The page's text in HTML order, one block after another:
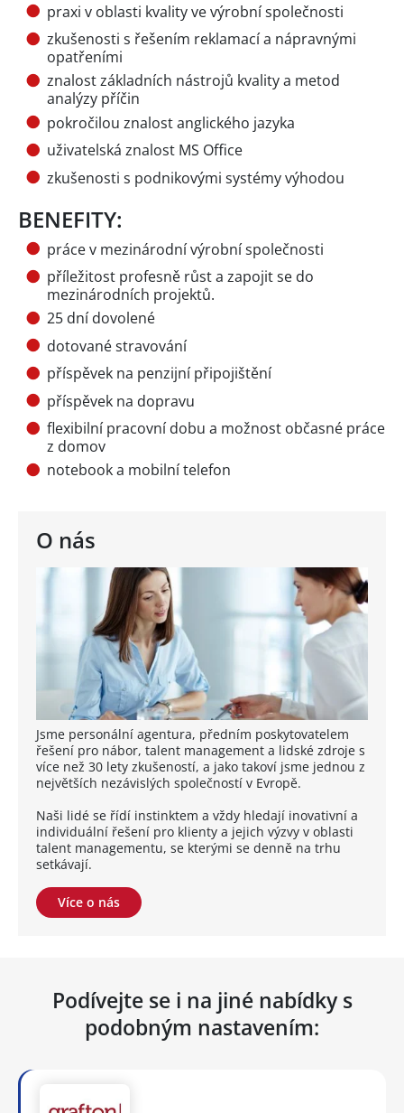
O nás
Jsme personální agentura, předním poskytovatelem
řešení pro nábor, talent management a lidské zdroje s
více než 30 lety zkušeností, a jako takoví jsme jednou z
největších nezávislých společností v Evropě.
Naši lidé se řídí instinktem a vždy hledají inovativní a
individuální řešení pro klienty a jejich výzvy v oblasti
talent managementu, se kterými se denně na trhu
setkávají.
Více o nás
praxi v oblasti kvality ve výrobní společnosti
zkušenosti s řešením reklamací a nápravnými
opatřeními
znalost základních nástrojů kvality a metod
analýzy příčin
pokročilou znalost anglického jazyka
uživatelská znalost MS Office
zkušenosti s podnikovými systémy výhodou
BENEFITY:
práce v mezinárodní výrobní společnosti
příležitost profesně růst a zapojit se do
mezinárodních projektů.
25 dní dovolené
dotované stravování
příspěvek na penzijní připojištění
příspěvek na dopravu
flexibilní pracovní dobu a možnost občasné práce
z domov
notebook a mobilní telefon
Podívejte se i na jiné nabídky s
podobným nastavením: